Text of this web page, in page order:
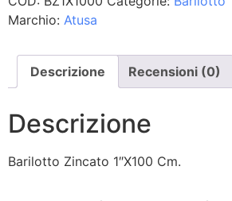
Marchio: Atusa
Descrizione Recensioni (0)
Descrizione
Barilotto Zincato 1″X100 Cm.